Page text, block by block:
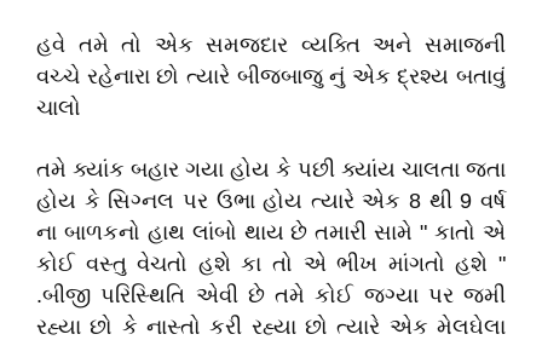
હવે તમે તો એક સમજદાર વ્યક્તિ અને સમાજની
વચ્ચે રહેનારા છો ત્યારે બીજબાજુ નું એક દ્રશ્ય બતાવું
ચાલો
તમે ક્યાંક બહાર ગયા હોય કે પછી ક્યાંય ચાલતા જતા
હોય કે સિગ્નલ પર ઉભા હોય ત્યારે એક 8 થી 9 વર્ષ
ના બાળકનો હાથ લાંબો થાય છે તમારી સામે " કાતો એ
કોઈ વસ્તુ વેચતો હશે કા તો એ ભીખ માંગતો હશે "
.બીજી પરિસ્થિતિ એવી છે તમે કોઈ જગ્યા પર જમી
રહ્યા છો કે નાસ્તો કરી રહ્યા છો ત્યારે એક મેલઘેલા